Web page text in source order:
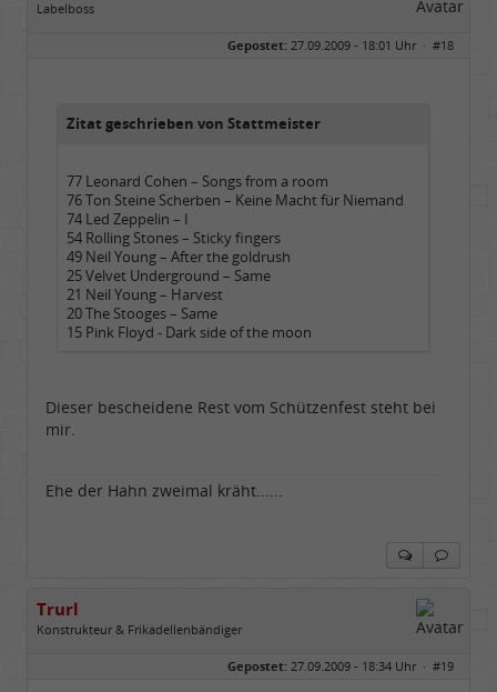
Labelboss
Gepostet: 27.09.2009 - 18:01 Uhr · #18
Zitat geschrieben von Stattmeister
77 Leonard Cohen – Songs from a room
76 Ton Steine Scherben – Keine Macht für Niemand
74 Led Zeppelin – I
54 Rolling Stones – Sticky fingers
49 Neil Young – After the goldrush
25 Velvet Underground – Same
21 Neil Young – Harvest
20 The Stooges – Same
15 Pink Floyd - Dark side of the moon
Dieser bescheidene Rest vom Schützenfest steht bei
mir.
Ehe der Hahn zweimal kräht......
Trurl
Konstrukteur & Frikadellenbändiger
Gepostet: 27.09.2009 - 18:34 Uhr · #19